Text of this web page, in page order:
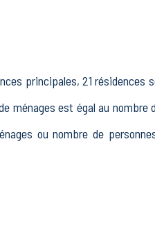
principales, 21
ménages est égal au
ou nombre de